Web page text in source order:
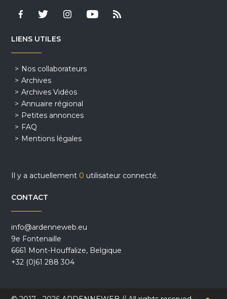
LIENS UTILES
Nos collaborateurs
Archives
Archives Vidéos
Annuaire régional
Petites annonces
FAQ
Mentions légales
Il y a actuellement 0 utilisateur connecté.
CONTACT
info@ardenneweb.eu
9e Fontenaille
6661 Mont-Houffalize, Belgique
+32 (0)61 288 304